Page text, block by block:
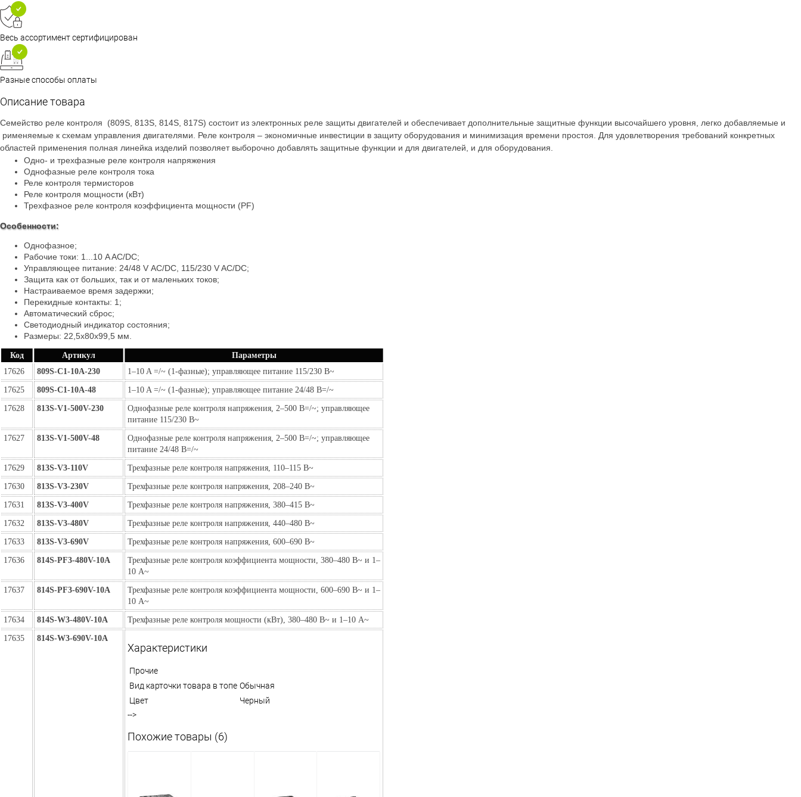
Весь ассортимент сертифицирован
Разные способы оплаты
Описание товара
Семейство реле контроля (809S, 813S, 814S, 817S) состоит из электронных реле защиты двигателей и обеспечивает дополнительные защитные функции высочайшего уровня, легко добавляемые и
рименяемые к схемам управления двигателями. Реле контроля – экономичные инвестиции в защиту оборудования и минимизация времени простоя. Для удовлетворения требований конкретных
областей применения полная линейка изделий позволяет выборочно добавлять защитные функции и для двигателей, и для оборудования.
Одно- и трехфазные реле контроля напряжения
Однофазные реле контроля тока
Реле контроля термисторов
Реле контроля мощности (кВт)
Трехфазное реле контроля коэффициента мощности (PF)
Особенности:
Однофазное;
Рабочие токи: 1...10 A AC/DC;
Управляющее питание: 24/48 V AC/DC, 115/230 V AC/DC;
Защита как от больших, так и от маленьких токов;
Настраиваемое время задержки;
Перекидные контакты: 1;
Автоматический сброс;
Светодиодный индикатор состояния;
Размеры: 22,5x80x99,5 мм.
Код Артикул
Параметры
17626
809S-C1-10A-230 1–10 A =/~ (1-фазные); управляющее питание 115/230 В~
17625 809S-C1-10A-48 1–10 A =/~ (1-фазные); управляющее питание 24/48 В=/~
17628 813S-V1-500V-230
Однофазные реле контроля напряжения, 2–500 В=/~; управляющее
питание 115/230 В~
17627 813S-V1-500V-48
Однофазные реле контроля напряжения, 2–500 В=/~; управляющее
питание 24/48 В=/~
17629 813S-V3-110V Трехфазные реле контроля напряжения, 110–115 В~
17630 813S-V3-230V Трехфазные реле контроля напряжения, 208–240 В~
17631 813S-V3-400V Трехфазные реле контроля напряжения, 380–415 В~
17632 813S-V3-480V Трехфазные реле контроля напряжения, 440–480 В~
17633 813S-V3-690V Трехфазные реле контроля напряжения, 600–690 В~
17636 814S-PF3-480V-10A
Трехфазные реле контроля коэффициента мощности, 380–480 В~ и 1–
10 A~
17637 814S-PF3-690V-10A
Трехфазные реле контроля коэффициента мощности, 600–690 В~ и 1–
10 A~
17634 814S-W3-480V-10A Трехфазные реле контроля мощности (кВт), 380–480 В~ и 1–10 A~
17635 814S-W3-690V-10A
Характеристики
Прочие
Вид карточки товара в топе Обычная
Цвет
Черный
-->
Похожие товары (6)